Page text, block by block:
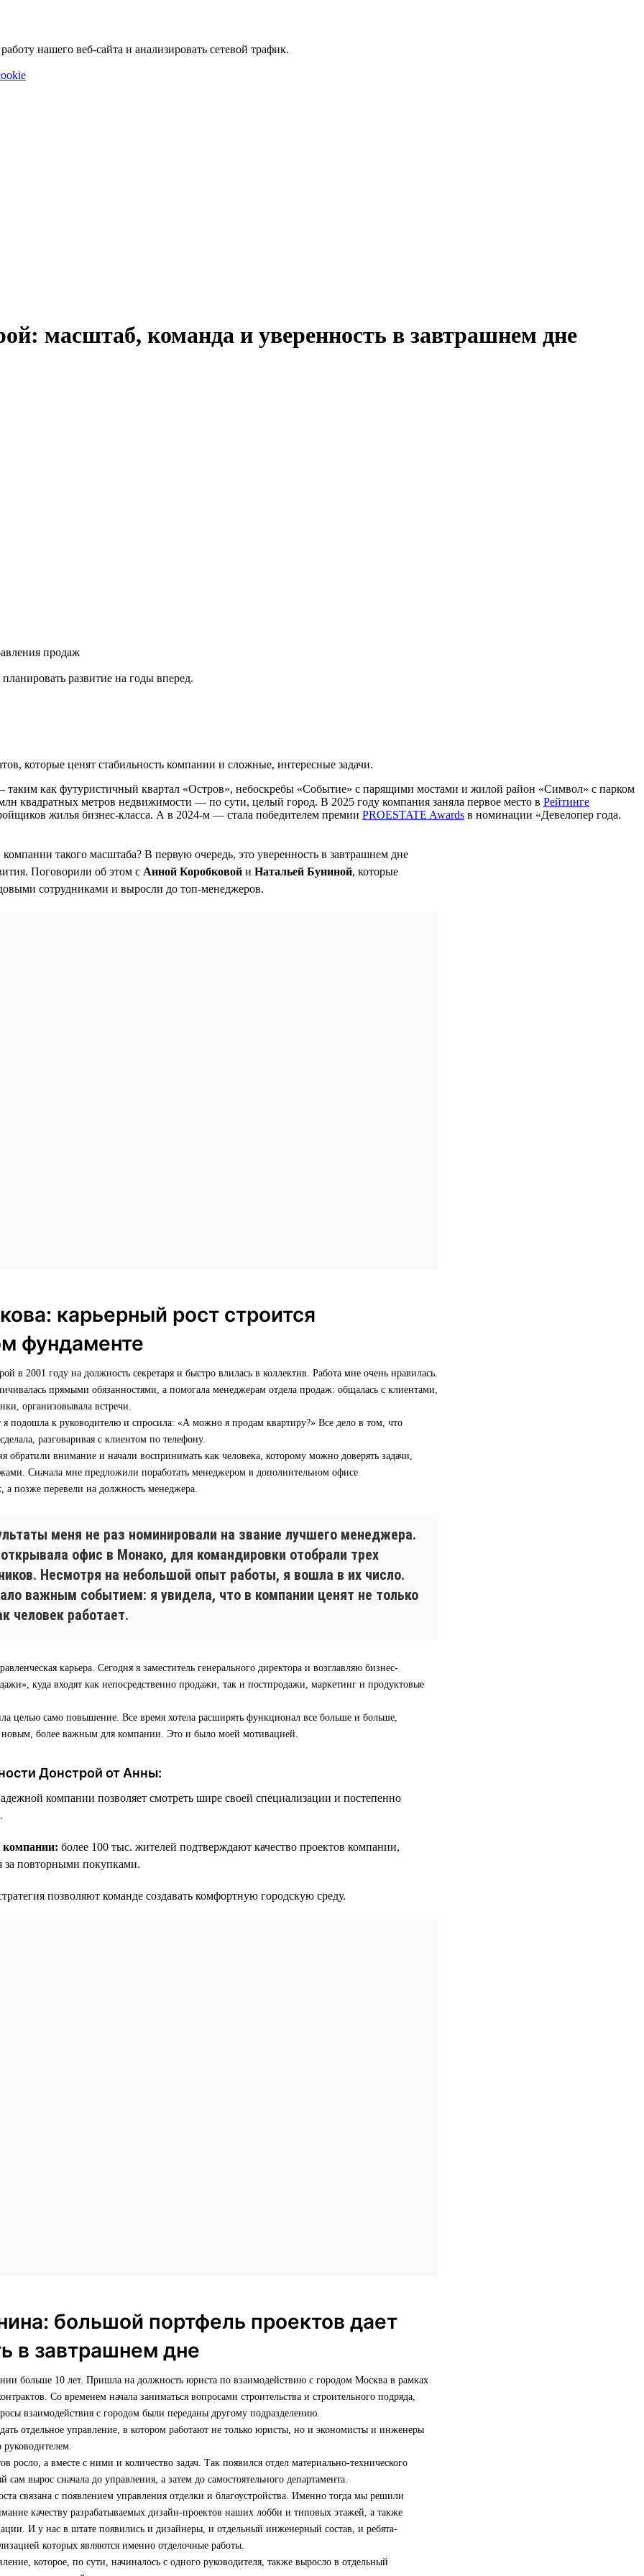
нашего веб-сайта и анализировать сетевой трафик.
масштаб, команда и уверенность в завтрашнем дне
продаж
развитие на годы вперед.
которые ценят стабильность компании и сложные, интересные задачи.
как футуристичный квартал «Остров», небоскребы «Событие» с парящими мостами и жилой район «Символ» с парком
квадратных метров недвижимости — по сути, целый город. В 2025 году компания заняла первое место в Рейтинге
жилья бизнес-класса. А в 2024-м — стала победителем премии PROESTATE Awards в номинации «Девелопер года.
такого масштаба? В первую очередь, это уверенность в завтрашнем дне
Поговорили об этом с Анной Коробковой и Натальей Буниной, которые
сотрудниками и выросли до топ-менеджеров.
карьерный рост строится
фундаменте
в 2001 году на должность секретаря и быстро влилась в коллектив. Работа мне очень нравилась.
прямыми обязанностями, а помогала менеджерам отдела продаж: общалась с клиентами,
организовывала встречи.
подошла к руководителю и спросила: «А можно я продам квартиру?» Все дело в том, что
разговаривая с клиентом по телефону.
обратили внимание и начали воспринимать как человека, которому можно доверять задачи,
Сначала мне предложили поработать менеджером в дополнительном офисе
а позже перевели на должность менеджера.
меня не раз номинировали на звание лучшего менеджера.
офис в Монако, для командировки отобрали трех
Несмотря на небольшой опыт работы, я вошла в их число.
важным событием: я увидела, что в компании ценят не только
человек работает.
карьера. Сегодня я заместитель генерального директора и возглавляю бизнес-
куда входят как непосредственно продажи, так и постпродажи, маркетинг и продуктовые
целью само повышение. Все время хотела расширять функционал все больше и больше,
новым, более важным для компании. Это и было моей мотивацией.
Донстрой от Анны:
компании позволяет смотреть шире своей специализации и постепенно
компании: более 100 тыс. жителей подтверждают качество проектов компании,
за повторными покупками.
позволяют команде создавать комфортную городскую среду.
большой портфель проектов дает
в завтрашнем дне
больше 10 лет. Пришла на должность юриста по взаимодействию с городом Москва в рамках
Со временем начала заниматься вопросами строительства и строительного подряда,
взаимодействия с городом были переданы другому подразделению.
отдельное управление, в котором работают не только юристы, но и экономисты и инженеры
росло, а вместе с ними и количество задач. Так появился отдел материально-технического
сам вырос сначала до управления, а затем до самостоятельного департамента.
связана с появлением управления отделки и благоустройства. Именно тогда мы решили
качеству разрабатываемых дизайн-проектов наших лобби и типовых этажей, а также
И у нас в штате появились и дизайнеры, и отдельный инженерный состав, и ребята-
которых являются именно отделочные работы.
которое, по сути, начиналось с одного руководителя, также выросло в отдельный